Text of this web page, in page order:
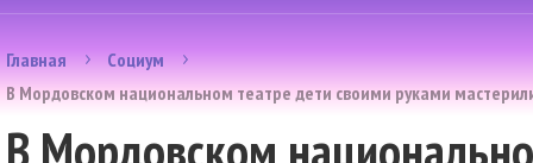
Главная
Социум
В Мордовском национальном театре дети своими руками